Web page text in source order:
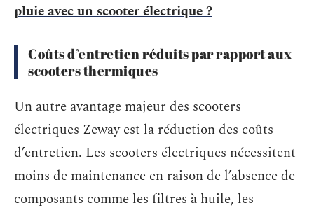
pluie avec un scooter électrique ?
Coûts d’entretien réduits par rapport aux
scooters thermiques
Un autre avantage majeur des scooters
électriques Zeway est la réduction des coûts
d’entretien. Les scooters électriques nécessitent
moins de maintenance en raison de l’absence de
composants comme les filtres à huile, les